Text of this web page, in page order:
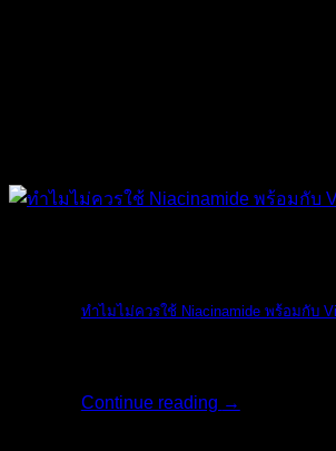
ทำไมไม่ควรใช้ Niacinamide พร้อมกับ
Continue reading →